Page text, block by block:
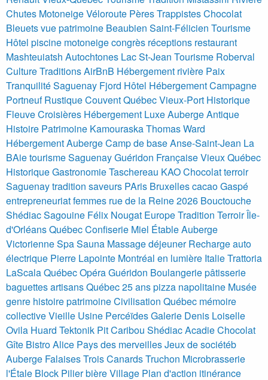
Chutes Motoneige Véloroute Pères Trappistes Chocolat
Bleuetsvuepatrimoine Beaubien Saint-Félicien Tourisme
Hôtel piscine motoneige congrès réceptions restaurant
Mashteuiatsh Autochtones Lac St-Jean Tourisme Roberval
Culture TraditionsAirBnB Hébergement rivière Paix
Tranquilité Saguenay Fjord Hôtel Hébergement Campagne
Portneuf Rustique CouventQuébec Vieux-Port Historique
Fleuve Croisières Hébergement LuxeAuberge Antique
Histoire Patrimoine Kamouraska Thomas Ward
HébergementAuberge Camp de base Anse-Saint-Jean La
BAietourismeSaguenayGuéridon Française Vieux Québec
Historique Gastronomie Taschereau KAO Chocolat terroir
Saguenay tradition saveurs PAris Bruxelles cacaoGaspé
entrepreneuriat femmes rue de la Reine 2026 Bouctouche
Shédiac Sagouine Félix Nougat Europe Tradition Terroir Île-
d'Orléans Québec Confiserie Miel ÉtableAuberge
Victorienne Spa Sauna Massage déjeuner Recharge auto
électrique Pierre Lapointe Montréal en lumière Italie Trattoria
LaScala Québec Opéra Guéridon Boulangerie pâtisserie
baguettes artisans Québec 25 ans pizza napolitaine Musée
genre histoire patrimoine Civilisation Québec mémoire
collectiveVieille Usine Percéïdes Galerie Denis Loiselle
Ovila Huard Tektonik Pit Caribou Shédiac Acadie Chocolat
Gîte Bistro Alice Pays des merveilles Jeux de sociétéb
Auberge Falaises Trois Canards Truchon Microbrasserie
l'Étale Block PilierbièreVillage Plan d'action itinérance